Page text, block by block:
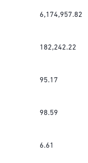
6,174,957.82
182,242.22
95.17
98.59
6.61